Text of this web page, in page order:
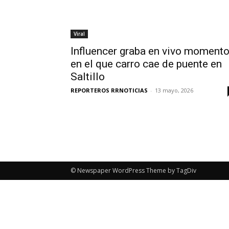
Viral
Influencer graba en vivo momento
en el que carro cae de puente en
Saltillo
REPORTEROS RRNOTICIAS - 13 mayo, 2026
© Newspaper WordPress Theme by TagDiv